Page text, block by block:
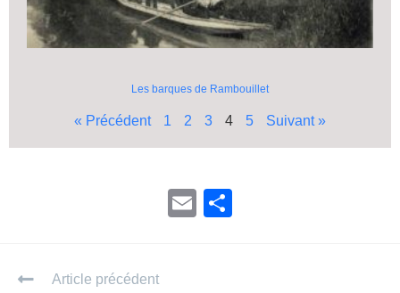
Les barques de Rambouillet
« Précédent 1 2 3 4 5 Suivant »
E
Article précédent